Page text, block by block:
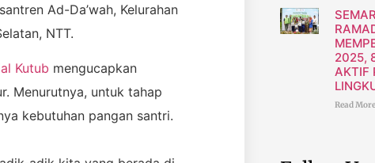
Ad-Da’wah, Kelurahan
NTT.
Kutub mengucapkan
Menurutnya, untuk tahap
kebutuhan pangan santri.
2025,
AKTIF
Read